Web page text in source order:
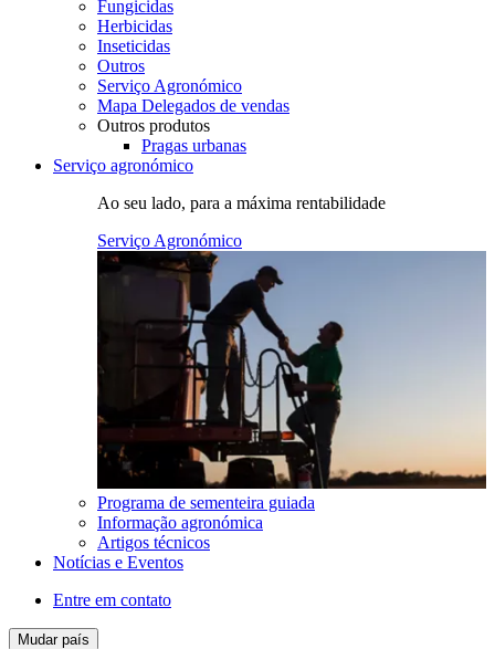
Fungicidas
Herbicidas
Inseticidas
Outros
Serviço Agronómico
Mapa Delegados de vendas
Outros produtos
Pragas urbanas
Serviço agronómico
Ao seu lado, para a máxima rentabilidade
Serviço Agronómico
Programa de sementeira guiada
Informação agronómica
Artigos técnicos
Notícias e Eventos
Entre em contato
Mudar país